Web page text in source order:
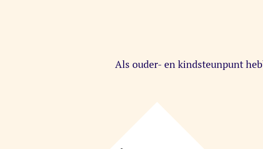
Als ouder- en kindsteunpunt